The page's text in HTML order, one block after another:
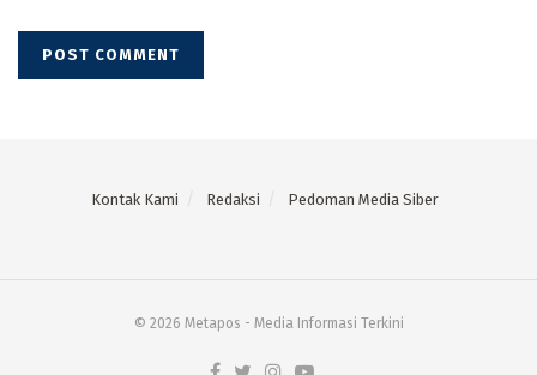
Kontak Kami Redaksi Pedoman Media Siber
© 2026 Metapos - Media Informasi Terkini